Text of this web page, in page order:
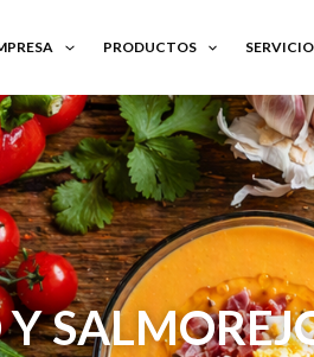
PRODUCTOS